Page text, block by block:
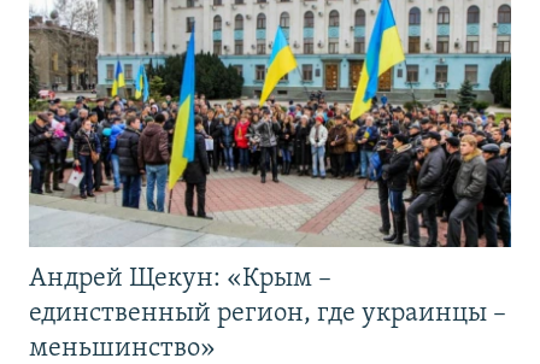
Андрей Щекун: «Крым –
единственный регион, где украинцы –
меньшинство»